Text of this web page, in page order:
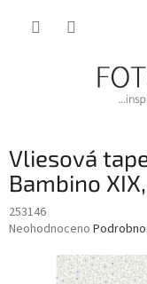
Vliesová
Bambino
253146
Průměrné
Neohodnoceno